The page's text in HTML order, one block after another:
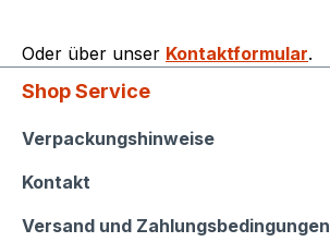
Oder über unser Kontaktformular.
Shop Service
Shop Service
Verpackungshinweise
Kontakt
Versand und Zahlungsbedingungen